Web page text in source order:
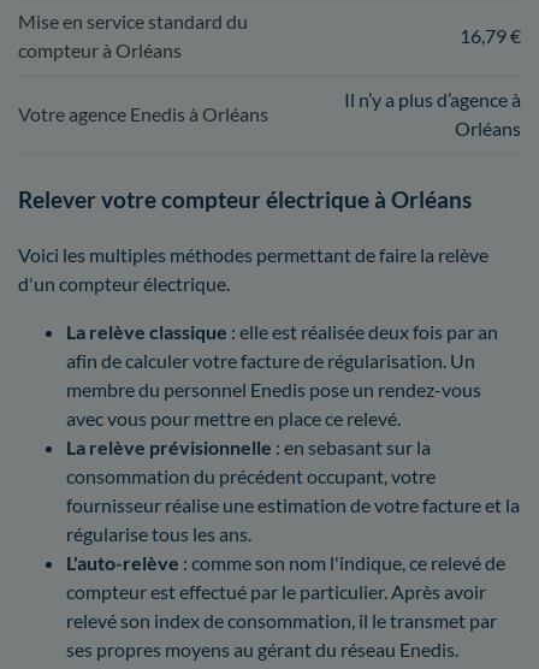
Mise en service standard du
compteur à Orléans
16,79 €
Votre agence Enedis à Orléans
Il n’y a plus d’agence à
Orléans
Relever votre compteur électrique à Orléans
Voici les multiples méthodes permettant de faire la relève
d'un compteur électrique.
La relève classique : elle est réalisée deux fois par an
afin de calculer votre facture de régularisation. Un
membre du personnel Enedis pose un rendez-vous
avec vous pour mettre en place ce relevé.
La relève prévisionnelle : en sebasant sur la
consommation du précédent occupant, votre
fournisseur réalise une estimation de votre facture et la
régularise tous les ans.
L'auto-relève : comme son nom l'indique, ce relevé de
compteur est effectué par le particulier. Après avoir
relevé son index de consommation, il le transmet par
ses propres moyens au gérant du réseau Enedis.